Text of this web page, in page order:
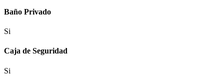
Baño Privado
Si
Caja de Seguridad
Si